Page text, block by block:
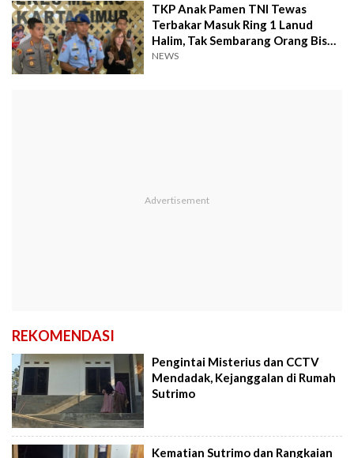
TKP Anak Pamen TNI Tewas
Terbakar Masuk Ring 1 Lanud
Halim, Tak Sembarang Orang Bisa
Lewat
NEWS
REKOMENDASI
Pengintai Misterius dan CCTV
Mendadak, Kejanggalan di Rumah
Sutrimo
Kematian Sutrimo dan Rangkaian